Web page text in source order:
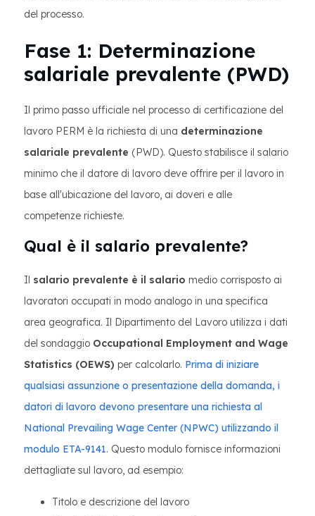
del processo.
Fase 1: Determinazione
salariale prevalente (PWD)
Il primo passo ufficiale nel processo di certificazione del
lavoro PERM è la richiesta di una determinazione
salariale prevalente (PWD). Questo stabilisce il salario
minimo che il datore di lavoro deve offrire per il lavoro in
base all'ubicazione del lavoro, ai doveri e alle
competenze richieste.
Qual è il salario prevalente?
Il salario prevalente è il salario medio corrisposto ai
lavoratori occupati in modo analogo in una specifica
area geografica. Il Dipartimento del Lavoro utilizza i dati
del sondaggio Occupational Employment and Wage
Statistics (OEWS) per calcolarlo. Prima di iniziare
qualsiasi assunzione o presentazione della domanda, i
datori di lavoro devono presentare una richiesta al
National Prevailing Wage Center (NPWC) utilizzando il
modulo ETA-9141. Questo modulo fornisce informazioni
dettagliate sul lavoro, ad esempio:
Titolo e descrizione del lavoro